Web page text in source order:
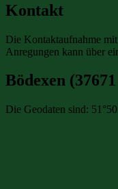
Kontakt
Die Kontaktaufnahme
Anregungen kann über
Bödexen
Die Geodaten sind: